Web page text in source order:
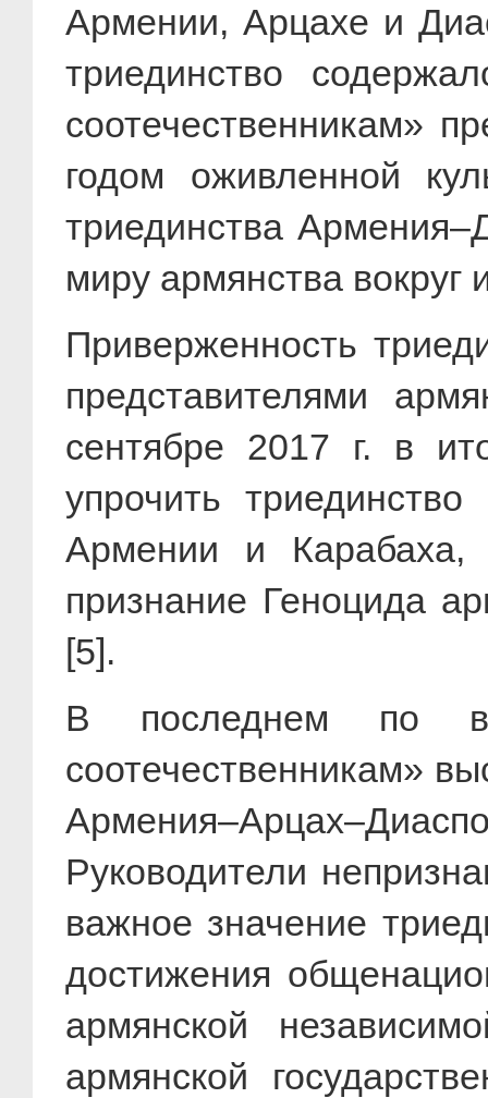
Армении, Арцахе и
триединство
соотечественникам»
годом оживленной
триединства
миру армянства вокруг
Приверженность
представителями
сентябре 2017 г. в
упрочить
Армении и Карабаха,
признание Геноцида
[5].
В последнем по
соотечественникам»
Руководители
важное значение
достижения
армянской
армянской